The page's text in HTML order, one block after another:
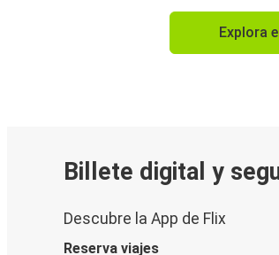
Explora
Billete digital y
Descubre la App de Flix
Reserva viajes